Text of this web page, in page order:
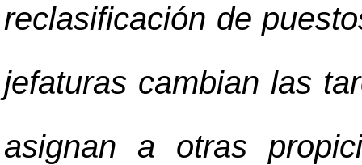
reclasificación de
jefaturas cambian las
asignan a otras